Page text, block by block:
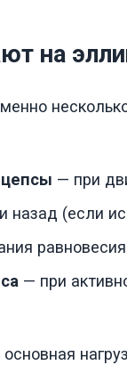
на
— при
назад (если
— при